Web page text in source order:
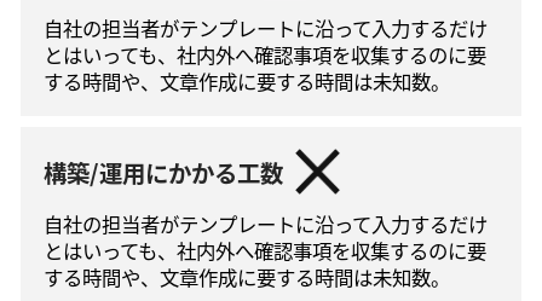
自社の担当者がテンプレートに沿って⼊⼒するだけ
とはいっても、社内外へ確認事項を収集するのに要
する時間や、文章作成に要する時間は未知数。
構築/運用にかかる工数
自社の担当者がテンプレートに沿って⼊⼒するだけ
とはいっても、社内外へ確認事項を収集するのに要
する時間や、文章作成に要する時間は未知数。